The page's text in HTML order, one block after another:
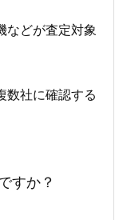
などが査定対象
数社に確認する
すか？